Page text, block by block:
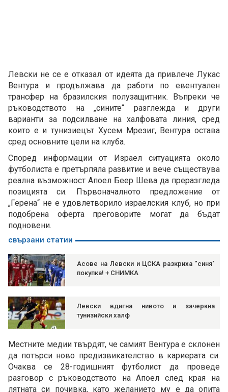
Левски не се е отказал от идеята да привлече Лукас
Вентура и продължава да работи по евентуален
трансфер на бразилския полузащитник. Въпреки че
ръководството на „сините“ разглежда и други
варианти за подсилване на халфовата линия, сред
които е и тунизиецът Хусем Мрезиг, Вентура остава
сред основните цели на клуба.
Според информации от Израел ситуацията около
футболиста е претърпяла развитие и вече съществува
реална възможност Апоел Беер Шева да преразгледа
позицията си. Първоначалното предложение от
„Герена“ не е удовлетворило израелския клуб, но при
подобрена оферта преговорите могат да бъдат
подновени.
свързани статии
Асове на Левски и ЦСКА разкриха "синя"
покупка! + СНИМКА
Левски вдигна нивото и зачеркна
тунизийски халф
Местните медии твърдят, че самият Вентура е склонен
да потърси ново предизвикателство в кариерата си.
Очаква се 28-годишният футболист да проведе
разговор с ръководството на Апоел след края на
лятната си почивка, като желанието му е да опита